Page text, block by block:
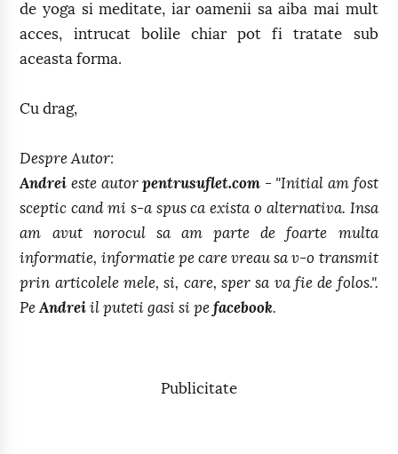
de yoga si meditate, iar oamenii sa aiba mai mult
acces, intrucat bolile chiar pot fi tratate sub
aceasta forma.
Cu drag,
Despre Autor:
Andrei este autorpentrusuflet.com - "Initial am fost
sceptic cand mi s-a spus ca exista o alternativa. Insa
am avut norocul sa am parte de foarte multa
informatie, informatie pe care vreau sa v-o transmit
prin articolele mele, si, care, sper sa va fie de folos.".
PeAndrei il puteti gasi si pefacebook.
Publicitate